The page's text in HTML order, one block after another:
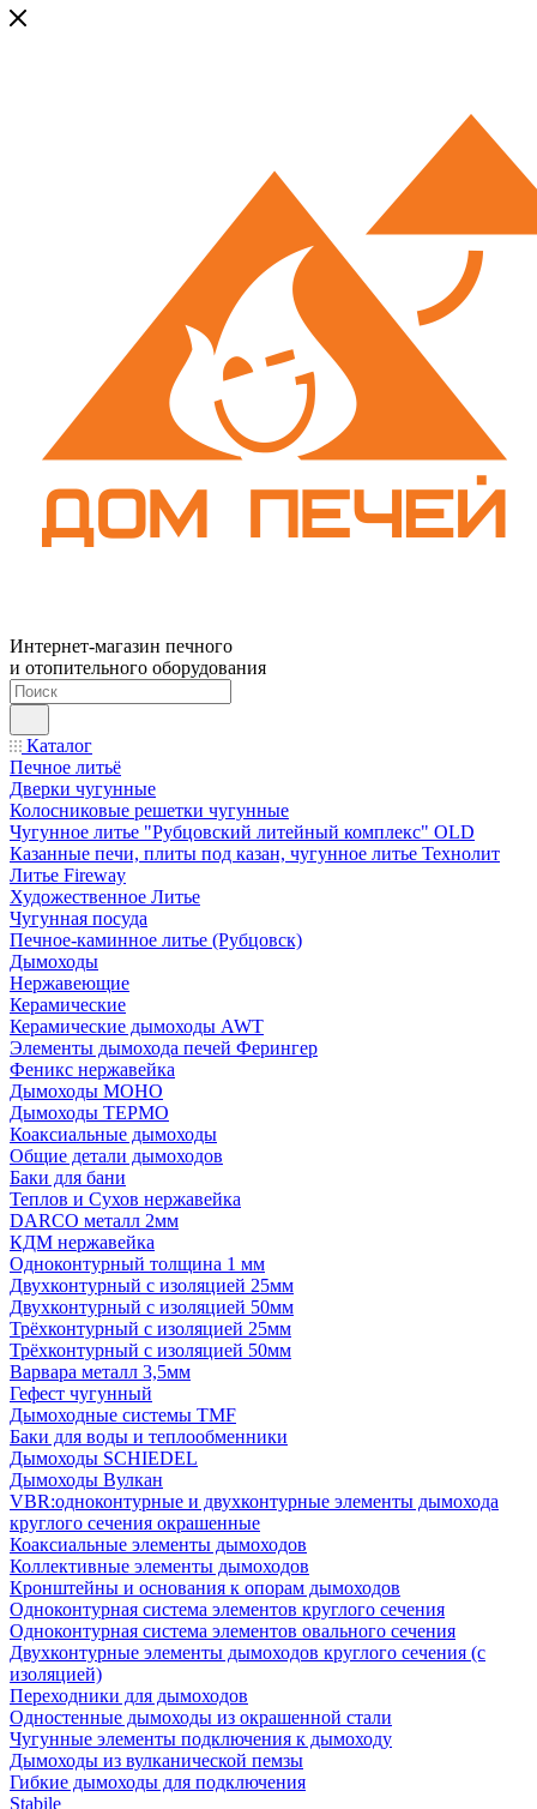
Интернет-магазин печного
и отопительного оборудования
Каталог
Печное литьё
Дверки чугунные
Колосниковые решетки чугунные
Чугунное литье "Рубцовский литейный комплекс" OLD
Казанные печи, плиты под казан, чугунное литье Технолит
Литье Fireway
Художественное Литье
Чугунная посуда
Печное-каминное литье (Рубцовск)
Дымоходы
Нержавеющие
Керамические
Керамические дымоходы AWT
Элементы дымохода печей Ферингер
Феникс нержавейка
Дымоходы МОНО
Дымоходы ТЕРМО
Коаксиальные дымоходы
Общие детали дымоходов
Баки для бани
Теплов и Сухов нержавейка
DARCO металл 2мм
КДМ нержавейка
Одноконтурный толщина 1 мм
Двухконтурный с изоляцией 25мм
Двухконтурный с изоляцией 50мм
Трёхконтурный с изоляцией 25мм
Трёхконтурный с изоляцией 50мм
Варвара металл 3,5мм
Гефест чугунный
Дымоходные системы TMF
Баки для воды и теплообменники
Дымоходы SCHIEDEL
Дымоходы Вулкан
VBR:одноконтурные и двухконтурные элементы дымохода
круглого сечения окрашенные
Коаксиальные элементы дымоходов
Коллективные элементы дымоходов
Кронштейны и основания к опорам дымоходов
Одноконтурная система элементов круглого сечения
Одноконтурная система элементов овального сечения
Двухконтурные элементы дымоходов круглого сечения (с
изоляцией)
Переходники для дымоходов
Одностенные дымоходы из окрашенной стали
Чугунные элементы подключения к дымоходу
Дымоходы из вулканической пемзы
Гибкие дымоходы для подключения
Stabile